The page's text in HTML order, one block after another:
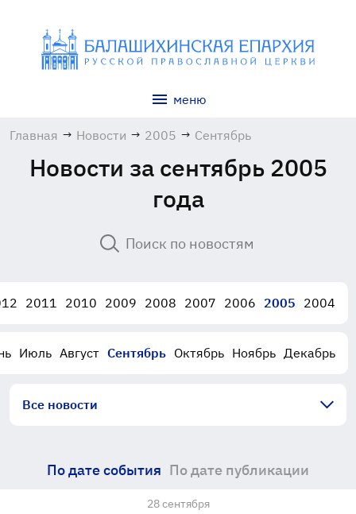
меню
Главная → Новости → 2005 → Сентябрь
Новости за сентябрь 2005
года
2011 2010 2009 2008 2007 2006 2005 2004
Июль Август Сентябрь Октябрь Ноябрь Декабрь
Все новости
По дате события По дате публикации
28 сентября